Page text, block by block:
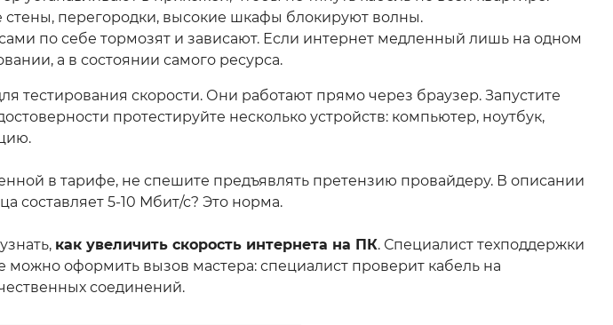
стены, перегородки, высокие шкафы блокируют волны.
по себе тормозят и зависают. Если интернет медленный лишь на одном
а в состоянии самого ресурса.
тестирования скорости. Они работают прямо через браузер. Запустите
протестируйте несколько устройств: компьютер, ноутбук,
в тарифе, не спешите предъявлять претензию провайдеру. В описании
составляет 5-10 Мбит/с? Это норма.
как увеличить скорость интернета на ПК. Специалист техподдержки
можно оформить вызов мастера: специалист проверит кабель на
соединений.